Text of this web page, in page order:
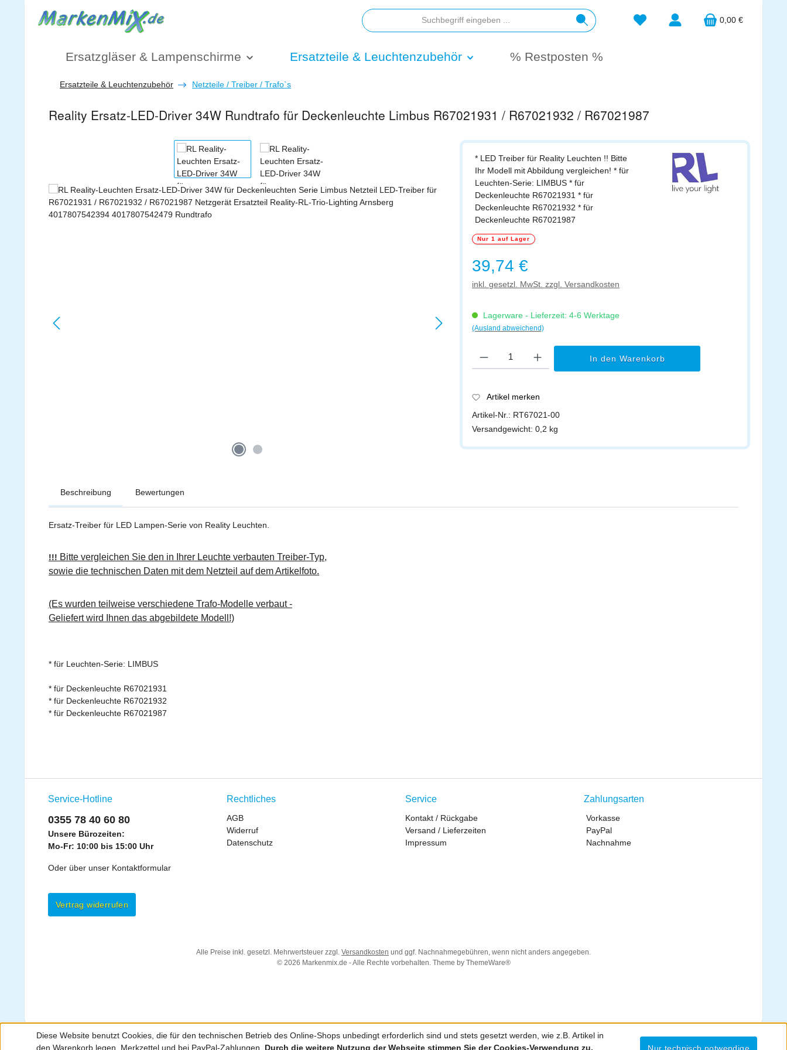
Hauptinhalt springen
Zur Suche springen
Zur Hauptnavigation springen
Du hast 0 Produkte auf dem
0,00 €
Ersatzgläser & Lampenschirme Ersatzteile & Leuchtenzubehör % Restposten %
Ersatzteile & Leuchtenzubehör Netzteile / Treiber / Trafo`s
Reality Ersatz-LED-Driver 34W Rundtrafo für Deckenleuchte Limbus R67021931 / R67021932 / R67021987
* LED Treiber für Reality Leuchten !! Bitte
Ihr Modell mit Abbildung vergleichen! * für
Leuchten-Serie: LIMBUS * für
Deckenleuchte R67021931 * für
Deckenleuchte R67021932 * für
Deckenleuchte R67021987
Nur 1 auf Lager
Regulärer Preis:
39,74 €
inkl. gesetzl. MwSt. zzgl. Versandkosten
Lagerware - Lieferzeit: 4-6 Werktage
(Ausland abweichend)
In den Warenkorb
Artikel merken
Artikel-Nr.: RT67021-00
Versandgewicht:0,2 kg
Beschreibung Bewertungen
Ersatz-Treiber für LED Lampen-Serie von Reality Leuchten.
!!! Bitte vergleichen Sie den in Ihrer Leuchte verbauten Treiber-Typ,
sowie die technischen Daten mit dem Netzteil auf dem Artikelfoto.
(Es wurden teilweise verschiedene Trafo-Modelle verbaut -
Geliefert wird Ihnen das abgebildete Modell!)
* für Leuchten-Serie: LIMBUS
* für Deckenleuchte R67021931
* für Deckenleuchte R67021932
* für Deckenleuchte R67021987
Service-Hotline
0355 78 40 60 80
Unsere Bürozeiten:
Mo-Fr: 10:00 bis 15:00 Uhr
Oder über unser Kontaktformular
Vertrag widerrufen
Rechtliches
AGB
Widerruf
Datenschutz
Service
Kontakt / Rückgabe
Versand / Lieferzeiten
Impressum
Zahlungsarten
Vorkasse
PayPal
Nachnahme
Alle Preise inkl. gesetzl. Mehrwertsteuer zzgl. Versandkosten und ggf. Nachnahmegebühren, wenn nicht anders angegeben.
© 2026 Markenmix.de - Alle Rechte vorbehalten. Theme by ThemeWare®
Diese Website benutzt Cookies, die für den technischen Betrieb des Online-Shops unbedingt erforderlich sind und stets gesetzt werden, wie z.B. Artikel in
den Warenkorb legen, Merkzettel und bei PayPal-Zahlungen. Durch die weitere Nutzung der Webseite stimmen Sie der Cookies-Verwendung zu. Nur technisch notwendige